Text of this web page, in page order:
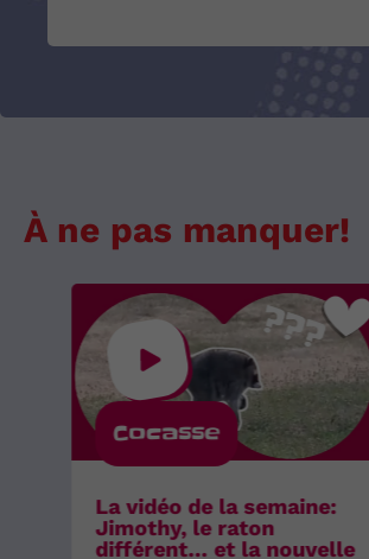
À ne pas manquer!
Cocasse
La vidéo de la semaine:
Jimothy, le raton
différent… et la nouvelle